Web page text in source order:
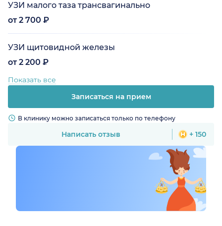
УЗИ малого таза трансвагинально
от 2 700 ₽
УЗИ щитовидной железы
от 2 200 ₽
Показать все
Записаться на прием
В клинику можно записаться только по телефону
Написать отзыв + 150